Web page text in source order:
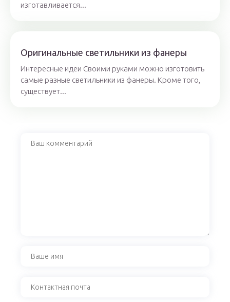
изготавливается...
Оригинальные светильники из фанеры
Интересные идеи Своими руками можно изготовить
самые разные светильники из фанеры. Кроме того,
существует...